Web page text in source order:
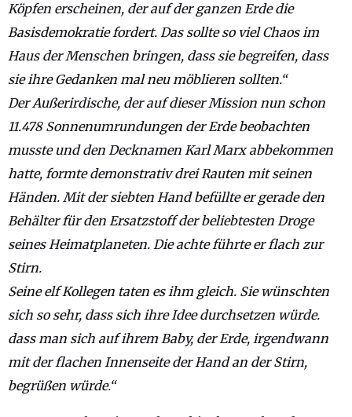
Köpfen erscheinen, der auf der ganzen Erde die
Basisdemokratie fordert. Das sollte so viel Chaos im
Haus der Menschen bringen, dass sie begreifen, dass
sie ihre Gedanken mal neu möblieren sollten.“
Der Außerirdische, der auf dieser Mission nun schon
11.478 Sonnenumrundungen der Erde beobachten
musste und den Decknamen Karl Marx abbekommen
hatte, formte demonstrativ drei Rauten mit seinen
Händen. Mit der siebten Hand befüllte er gerade den
Behälter für den Ersatzstoff der beliebtesten Droge
seines Heimatplaneten. Die achte führte er flach zur
Stirn.
Seine elf Kollegen taten es ihm gleich. Sie wünschten
sich so sehr, dass sich ihre Idee durchsetzen würde.
dass man sich auf ihrem Baby, der Erde, irgendwann
mit der flachen Innenseite der Hand an der Stirn,
begrüßen würde.“